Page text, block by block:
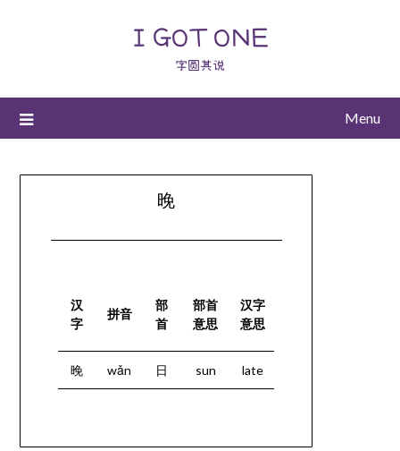
I GOT ONE
字圆其说
Menu
晚
汉
字
拼音
部
首
部首
意思
汉字
意思
晚 wǎn 日 sun late